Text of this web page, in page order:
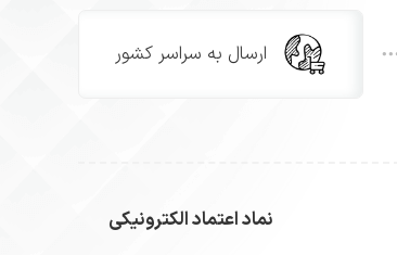
ارسال به سراسر کشور
نماد اعتماد الکترونیکی